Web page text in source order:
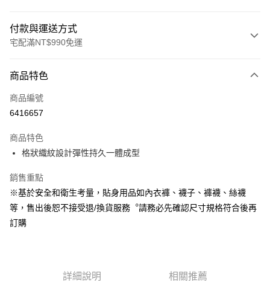
付款與運送方式
宅配滿NT$990免運
信用卡一次付款
LINE Pay
悠遊付
Google Pay
全盈+PAY
ATM付款
每筆NT$80，滿NT$990(含以上)免運費
商品特色
商品編號
6416657
商品特色
格狀織紋設計彈性持久一體成型
銷售重點
※基於安全和衛生考量，貼身用品如內衣褲、襪子、褲襪、絲襪
等，售出後恕不接受退/換貨服務︒請務必先確認尺寸規格符合後再
訂購
詳細說明 相關推薦